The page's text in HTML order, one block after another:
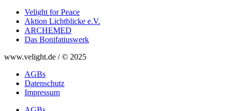
Velight for Peace
Aktion Lichtblicke e.V.
ARCHEMED
Das Bonifatiuswerk
www.velight.de / © 2025
AGBs
Datenschutz
Impressum